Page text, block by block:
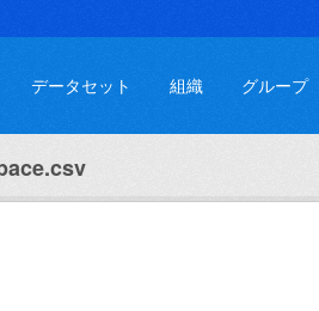
データセット 組織 グループ